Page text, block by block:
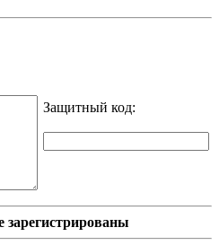
Защитный код:
зарегистрированы